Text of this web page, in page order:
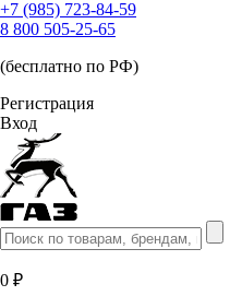
+7 (985) 723-84-59
8 800 505-25-65
(бесплатно по РФ)
Регистрация
Вход
0 ₽